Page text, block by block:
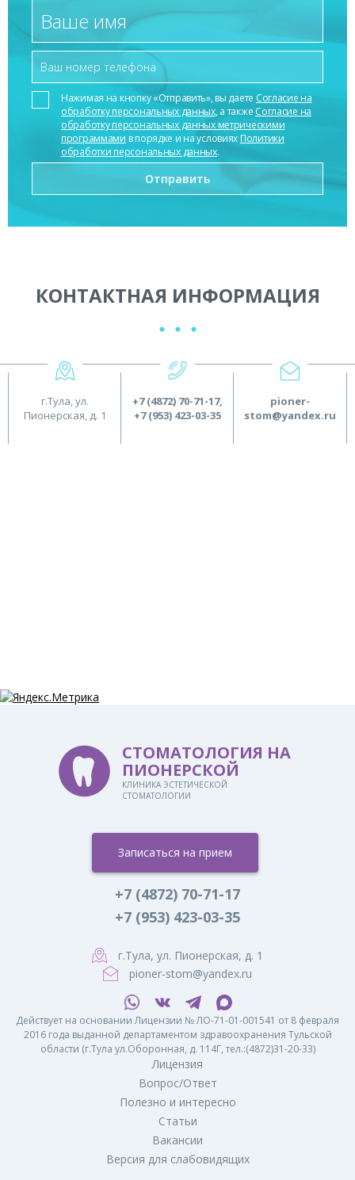
Нажимая на кнопку «Отправить», вы даете Согласие на
обработку персональных данных, а также Согласие на
обработку персональных данных метрическими
программами в порядке и на условиях Политики
обработки персональных данных.
КОНТАКТНАЯ ИНФОРМАЦИЯ
г.Тула, ул.
Пионерская, д. 1
+7 (4872) 70-71-17,
+7 (953) 423-03-35
pioner-
stom@yandex.ru
СТОМАТОЛОГИЯ НА
ПИОНЕРСКОЙ
КЛИНИКА ЭСТЕТИЧЕСКОЙ
СТОМАТОЛОГИИ
Записаться на прием
+7 (4872) 70-71-17
+7 (953) 423-03-35
г.Тула, ул. Пионерская, д. 1
pioner-stom@yandex.ru
Действует на основании Лицензии № ЛО-71-01-001541 от 8 февраля
2016 года выданной департаментом здравоохранения Тульской
области (г.Тула ул.Оборонная, д. 114Г, тел.:(4872)31-20-33)
Лицензия
Вопрос/Ответ
Полезно и интересно
Статьи
Вакансии
Версия для слабовидящих